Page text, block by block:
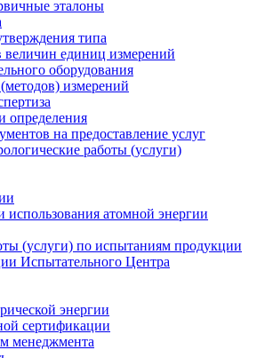
эталоны
типа
величин единиц измерений
оборудования
измерений
определения
на предоставление услуг
работы (услуги)
использования атомной энергии
(услуги) по испытаниям продукции
Испытательного Центра
энергии
сертификации
менеджмента